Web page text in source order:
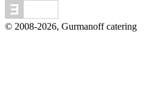
© 2008-2026, Gurmanoff catering